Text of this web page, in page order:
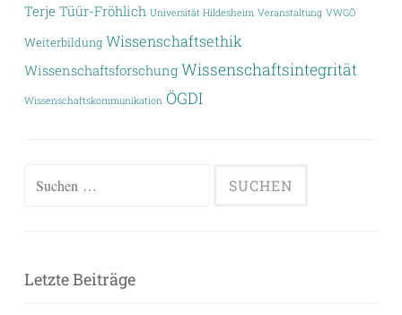
Terje Tüür-Fröhlich Universität Hildesheim Veranstaltung VWGÖ
Weiterbildung Wissenschaftsethik
Wissenschaftsforschung Wissenschaftsintegrität
Wissenschaftskommunikation ÖGDI
Suchen
Letzte Beiträge